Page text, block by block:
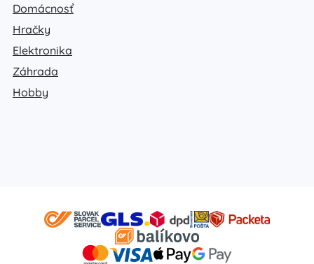
Domácnosť
Hračky
Elektronika
Záhrada
Hobby